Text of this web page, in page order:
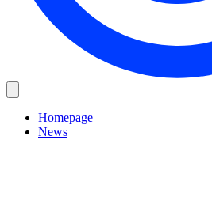
Homepage
News